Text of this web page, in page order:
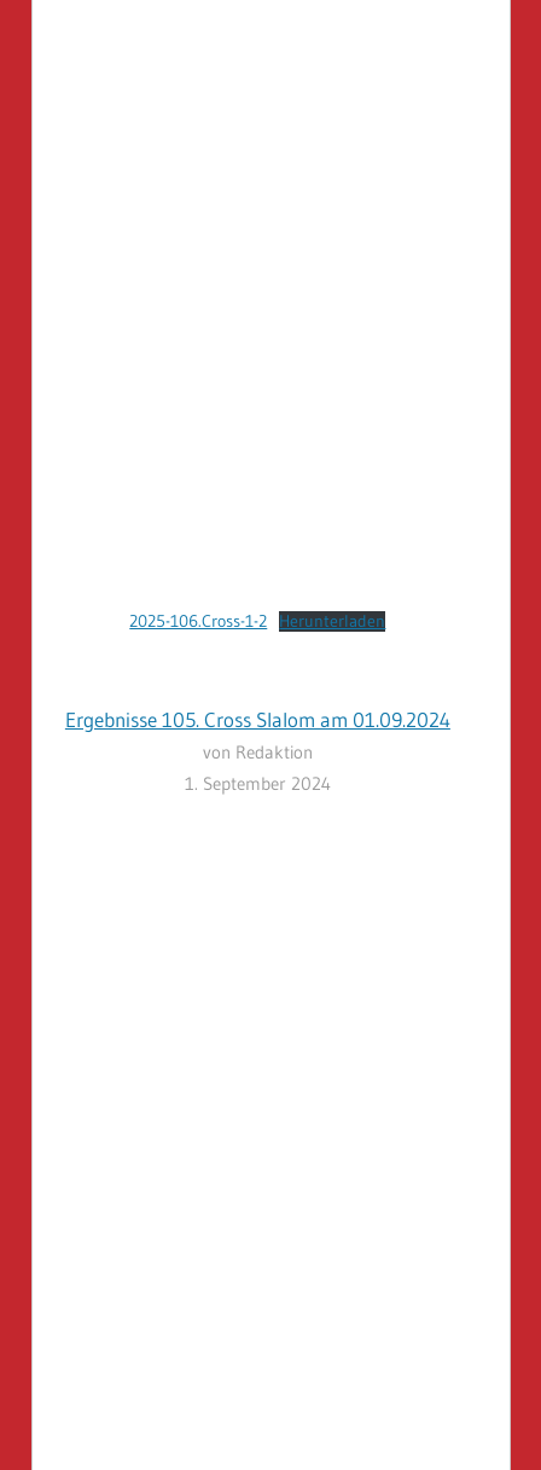
2025-106.Cross-1-2 Herunterladen
Ergebnisse 105. Cross Slalom am 01.09.2024
von Redaktion
1. September 2024